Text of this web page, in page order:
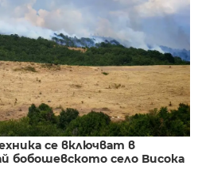
се включват в
бобошевското село Висока